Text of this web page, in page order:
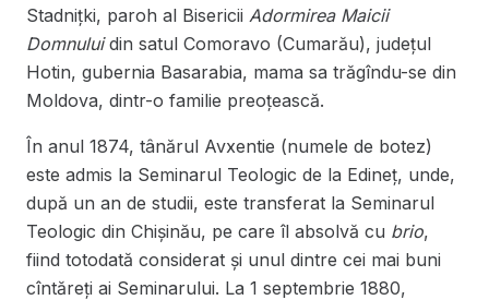
Stadnițki, paroh al Bisericii Adormirea Maicii
Domnuluidin satul Comoravo (Cumarău), județul
Hotin, gubernia Basarabia, mama sa trăgîndu-se din
Moldova, dintr-o familie preoțească.
În anul 1874, tânărul Avxentie (numele de botez)
este admis la Seminarul Teologic de la Edineț, unde,
după un an de studii, este transferat la Seminarul
Teologic din Chișinău, pe care îl absolvă cu brio,
fiind totodată considerat și unul dintre cei mai buni
cîntăreți ai Seminarului. La 1 septembrie 1880,